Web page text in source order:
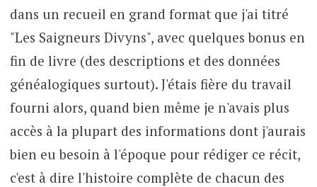
dans un recueil en grand format que j'ai titré
"Les Saigneurs Divyns", avec quelques bonus en
fin de livre (des descriptions et des données
généalogiques surtout). J'étais fière du travail
fourni alors, quand bien même je n'avais plus
accès à la plupart des informations dont j'aurais
bien eu besoin à l'époque pour rédiger ce récit,
c'est à dire l'histoire complète de chacun des